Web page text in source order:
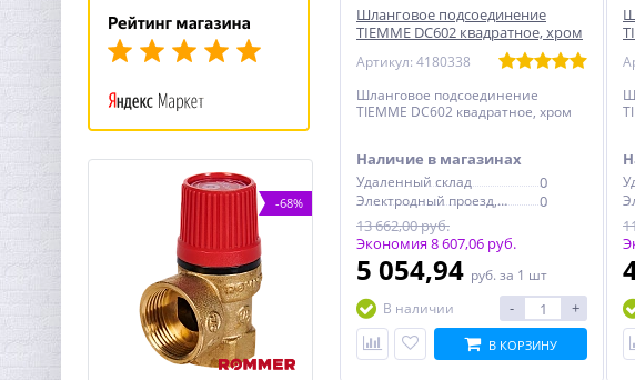
-68%
Шланговое подсоединение
TIEMME DC602 квадратное, хром
Артикул: 4180338
Шланговое подсоединение
TIEMME DC602 квадратное, хром
Наличие в магазинах
Удаленный склад 0
Электродный проезд, 6с1
0
13 662,00 руб.
Экономия 8 607,06 руб.
5 054,94 руб. за 1 шт
В наличии
- +
В КОРЗИНУ